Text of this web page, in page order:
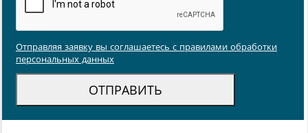
Отправляя заявку вы соглашаетесь с правилами обработки
персональных данных